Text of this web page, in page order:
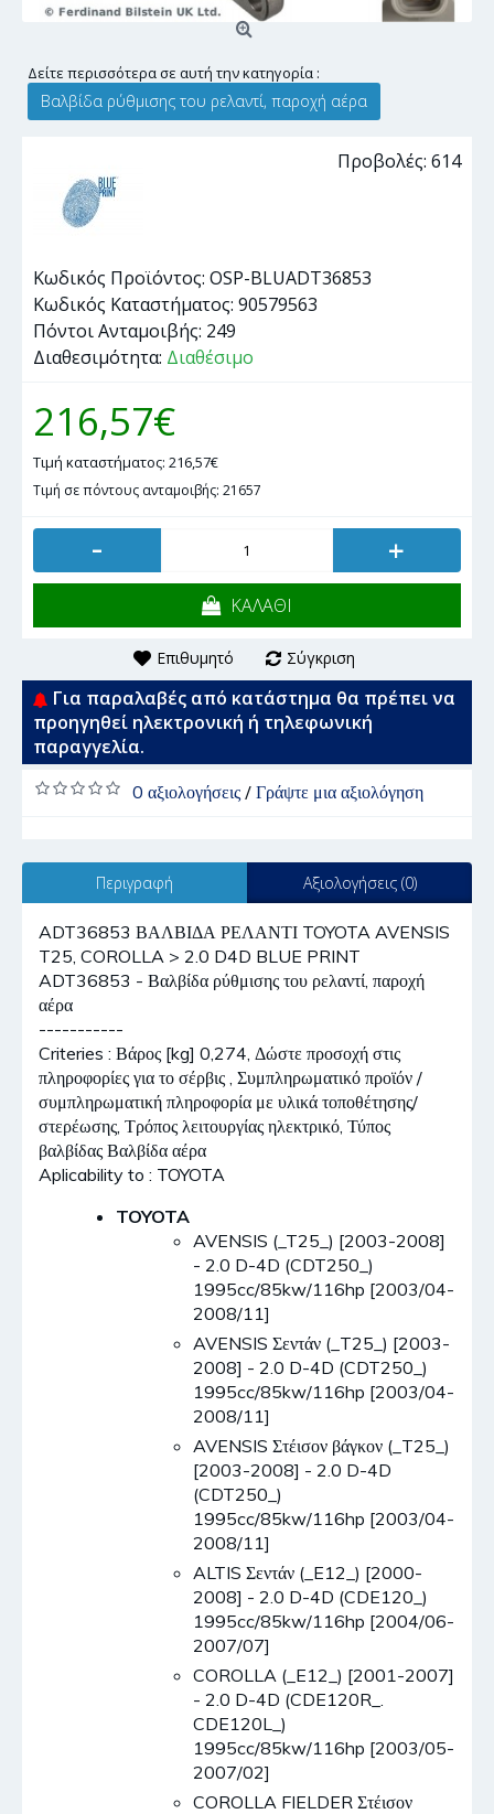
Δείτε περισσότερα σε αυτή την κατηγορία :
Βαλβίδα ρύθμισης του ρελαντί, παροχή αέρα
Προβολές: 614
Κωδικός Προϊόντος: OSP-BLUADT36853
Κωδικός Καταστήματος: 90579563
Πόντοι Ανταμοιβής: 249
Διαθεσιμότητα: Διαθέσιμο
216,57€
Τιμή καταστήματος: 216,57€
Τιμή σε πόντους ανταμοιβής: 21657
- +
ΚΑΛΑΘΙ
Επιθυμητό Σύγκριση
Για παραλαβές από κατάστημα θα πρέπει να
προηγηθεί ηλεκτρονική ή τηλεφωνική
παραγγελία.
0 αξιολογήσεις/ Γράψτε μια αξιολόγηση
Περιγραφή Αξιολογήσεις (0)
ADT36853 ΒΑΛΒΙΔΑ ΡΕΛΑΝΤΙ TOYOTA AVENSIS
T25, COROLLA > 2.0 D4D BLUE PRINT
ADT36853 - Βαλβίδα ρύθμισης του ρελαντί, παροχή
αέρα
-----------
Criteries : Βάρος [kg] 0,274, Δώστε προσοχή στις
πληροφορίες για το σέρβις , Συμπληρωματικό προϊόν /
συμπληρωματική πληροφορία με υλικά τοποθέτησης/
στερέωσης, Τρόπος λειτουργίας ηλεκτρικό, Τύπος
βαλβίδας Βαλβίδα αέρα
Aplicability to : TOYOTA
TOYOTA
AVENSIS (_T25_) [2003-2008]
- 2.0 D-4D (CDT250_)
1995cc/85kw/116hp [2003/04-
2008/11]
AVENSIS Σεντάν (_T25_) [2003-
2008] - 2.0 D-4D (CDT250_)
1995cc/85kw/116hp [2003/04-
2008/11]
AVENSIS Στέισον βάγκον (_T25_)
[2003-2008] - 2.0 D-4D
(CDT250_)
1995cc/85kw/116hp [2003/04-
2008/11]
ALTIS Σεντάν (_E12_) [2000-
2008] - 2.0 D-4D (CDE120_)
1995cc/85kw/116hp [2004/06-
2007/07]
COROLLA (_E12_) [2001-2007]
- 2.0 D-4D (CDE120R_.
CDE120L_)
1995cc/85kw/116hp [2003/05-
2007/02]
COROLLA FIELDER Στέισον